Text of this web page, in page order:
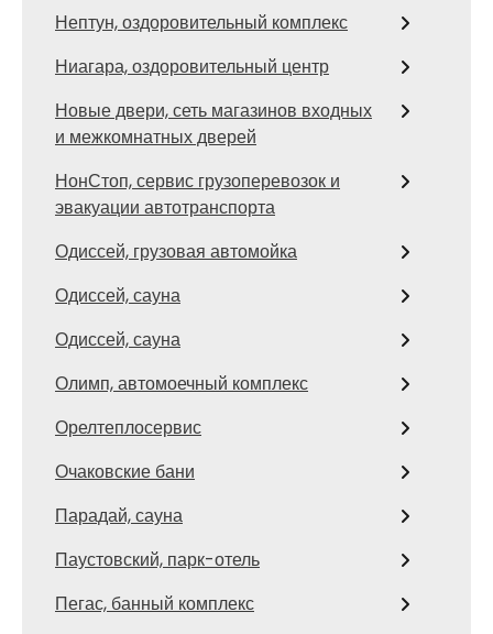
Нептун, оздоровительный комплекс
Ниагара, оздоровительный центр
Новые двери, сеть магазинов входных
и межкомнатных дверей
НонСтоп, сервис грузоперевозок и
эвакуации автотранспорта
Одиссей, грузовая автомойка
Одиссей, сауна
Одиссей, сауна
Олимп, автомоечный комплекс
Орелтеплосервис
Очаковские бани
Парадай, сауна
Паустовский, парк-отель
Пегас, банный комплекс